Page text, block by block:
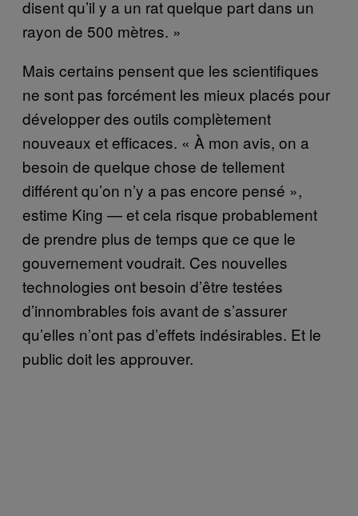
disent qu’il y a un rat quelque part dans un
rayon de 500 mètres. »
Mais certains pensent que les scientifiques
ne sont pas forcément les mieux placés pour
développer des outils complètement
nouveaux et efficaces. « À mon avis, on a
besoin de quelque chose de tellement
différent qu’on n’y a pas encore pensé »,
estime King — et cela risque probablement
de prendre plus de temps que ce que le
gouvernement voudrait. Ces nouvelles
technologies ont besoin d’être testées
d’innombrables fois avant de s’assurer
qu’elles n’ont pas d’effets indésirables. Et le
public doit les approuver.